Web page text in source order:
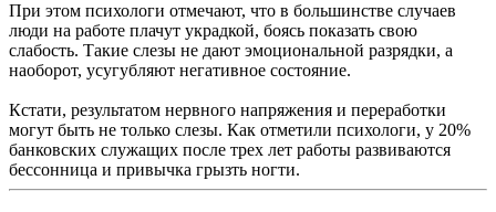
При этом психологи отмечают, что в большинстве случаев
люди на работе плачут украдкой, боясь показать свою
слабость. Такие слезы не дают эмоциональной разрядки, а
наоборот, усугубляют негативное состояние.
Кстати, результатом нервного напряжения и переработки
могут быть не только слезы. Как отметили психологи, у 20%
банковских служащих после трех лет работы развиваются
бессонница и привычка грызть ногти.